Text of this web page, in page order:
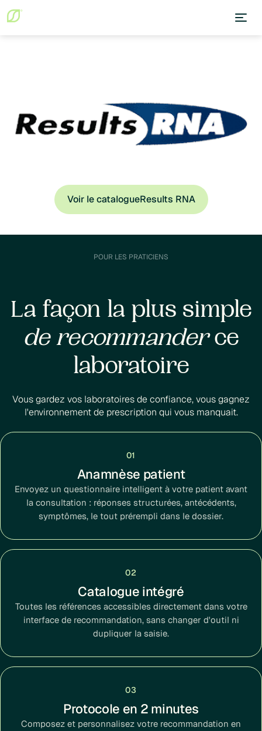
Voir le catalogueResults RNA
POUR LES PRATICIENS
La façon la plus simple
de recommanderce
laboratoire
Vous gardez vos laboratoires de confiance, vous gagnez
l'environnement de prescription qui vous manquait.
01
Anamnèse patient
Envoyez un questionnaire intelligent à votre patient avant
la consultation : réponses structurées, antécédents,
symptômes, le tout prérempli dans le dossier.
02
Catalogue intégré
Toutes les références accessibles directement dans votre
interface de recommandation, sans changer d'outil ni
dupliquer la saisie.
03
Protocole en 2 minutes
Composez et personnalisez votre recommandation en